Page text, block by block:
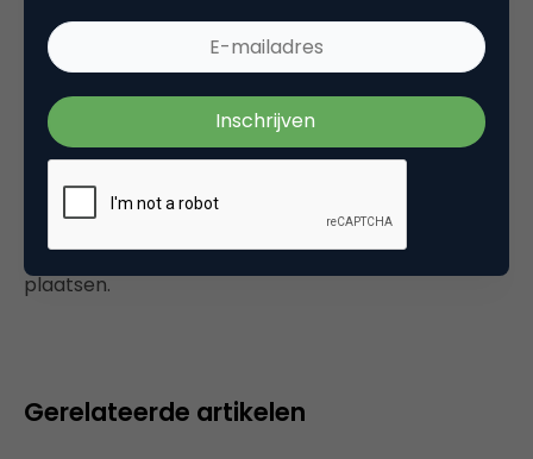
Tags
seo
Plaats reactie
Je moetingelogd zijn opom een reactie te
plaatsen.
Gerelateerde artikelen